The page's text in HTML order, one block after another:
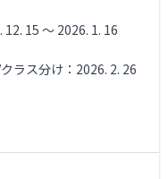
15 ～ 2026. 1. 16
ラス分け：2026. 2. 26